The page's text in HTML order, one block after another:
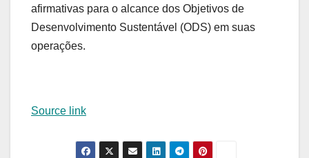
afirmativas para o alcance dos Objetivos de
Desenvolvimento Sustentável (ODS) em suas
operações.
Source link